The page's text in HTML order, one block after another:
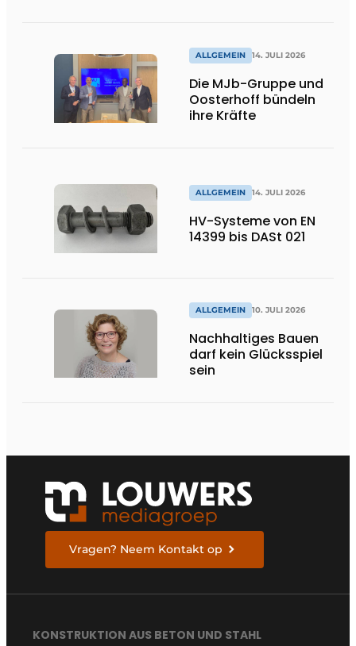
ALLGEMEIN 14. JULI 2026
Die MJb-Gruppe und
Oosterhoff bündeln
ihre Kräfte
ALLGEMEIN 14. JULI 2026
HV-Systeme von EN
14399 bis DASt 021
ALLGEMEIN 10. JULI 2026
Nachhaltiges Bauen
darf kein Glücksspiel
sein
Vragen? Neem Kontakt op
KONSTRUKTION AUS BETON UND STAHL